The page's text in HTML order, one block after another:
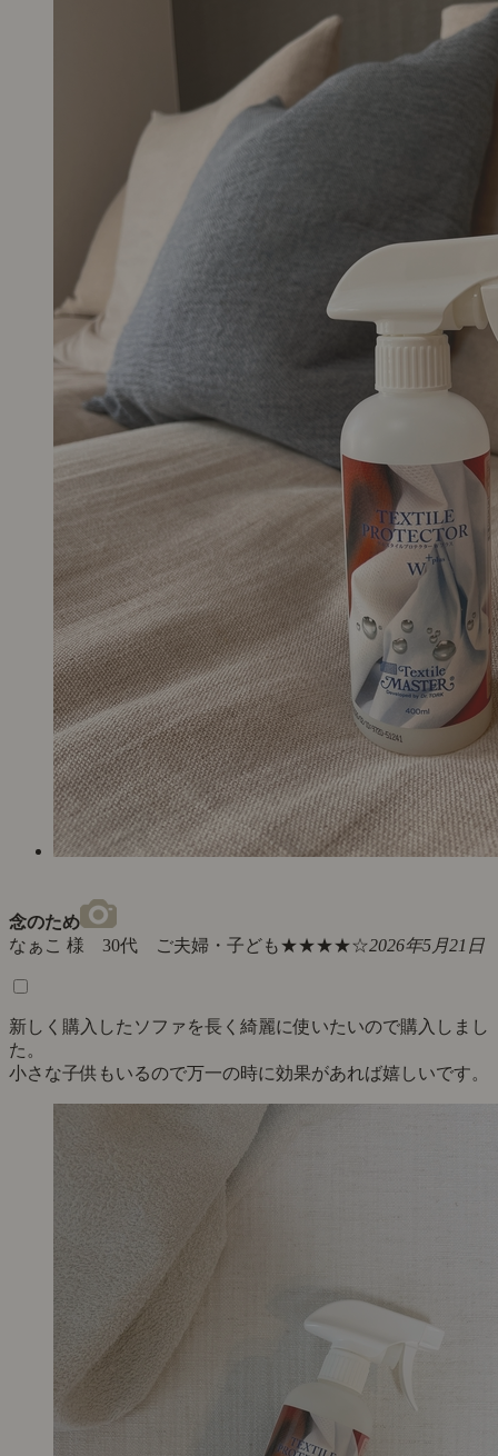
念のため
なぁこ 様 30代 ご夫婦・子ども★★★★☆2026年5月21日
新しく購入したソファを長く綺麗に使いたいので購入しまし
た。
小さな子供もいるので万一の時に効果があれば嬉しいです。